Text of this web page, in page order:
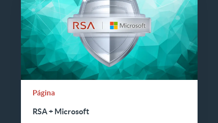
Página
RSA + Microsoft